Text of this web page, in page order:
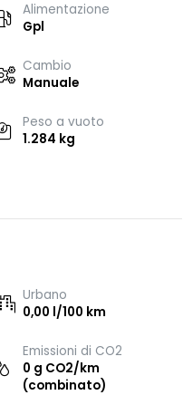
Alimentazione
Gpl
Cambio
Manuale
Peso a vuoto
1.284 kg
Urbano
0,00 l/100 km
Emissioni di CO2
0 g CO2/km
(combinato)